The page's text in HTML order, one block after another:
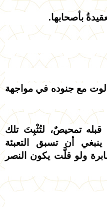
بأصحابها.
مع جنوده في مواجهة
تمحيصٌ، لتُثْبِتَ تلك
ينبغي أن تسبق التعبئة
ولو قلَّت يكون النصر